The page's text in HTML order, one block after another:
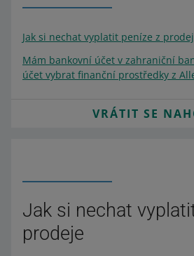
Jak si nechat vyplatit peníze z
Mám bankovní účet v zahraniční
účet vybrat finanční prostředky z
VRÁTIT SE
Jak si nechat
prodeje